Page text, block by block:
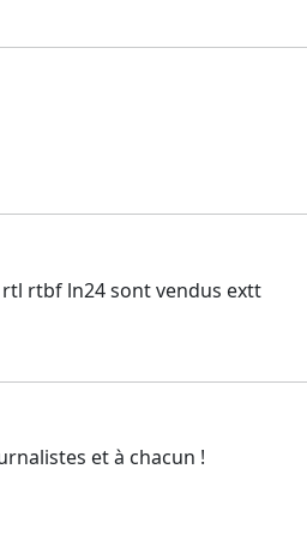
rtbf ln24 sont vendus extt
et à chacun !